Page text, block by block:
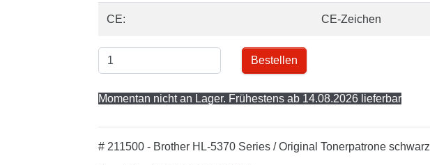
CE: CE-Zeichen
Bestellen
Momentan nicht an Lager. Frühestens ab 14.08.2026 lieferbar
# 211500 - Brother HL-5370 Series / Original Tonerpatrone schwarz